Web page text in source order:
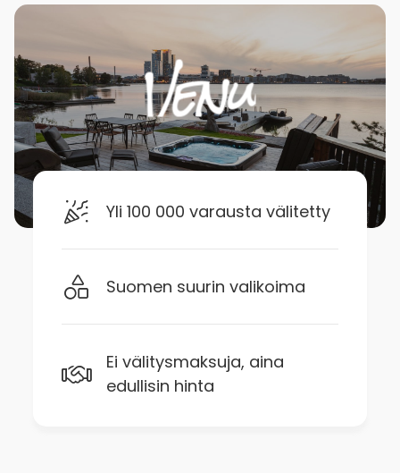
Yli 100 000 varausta välitetty
Suomen suurin valikoima
Ei välitysmaksuja, aina
edullisin hinta